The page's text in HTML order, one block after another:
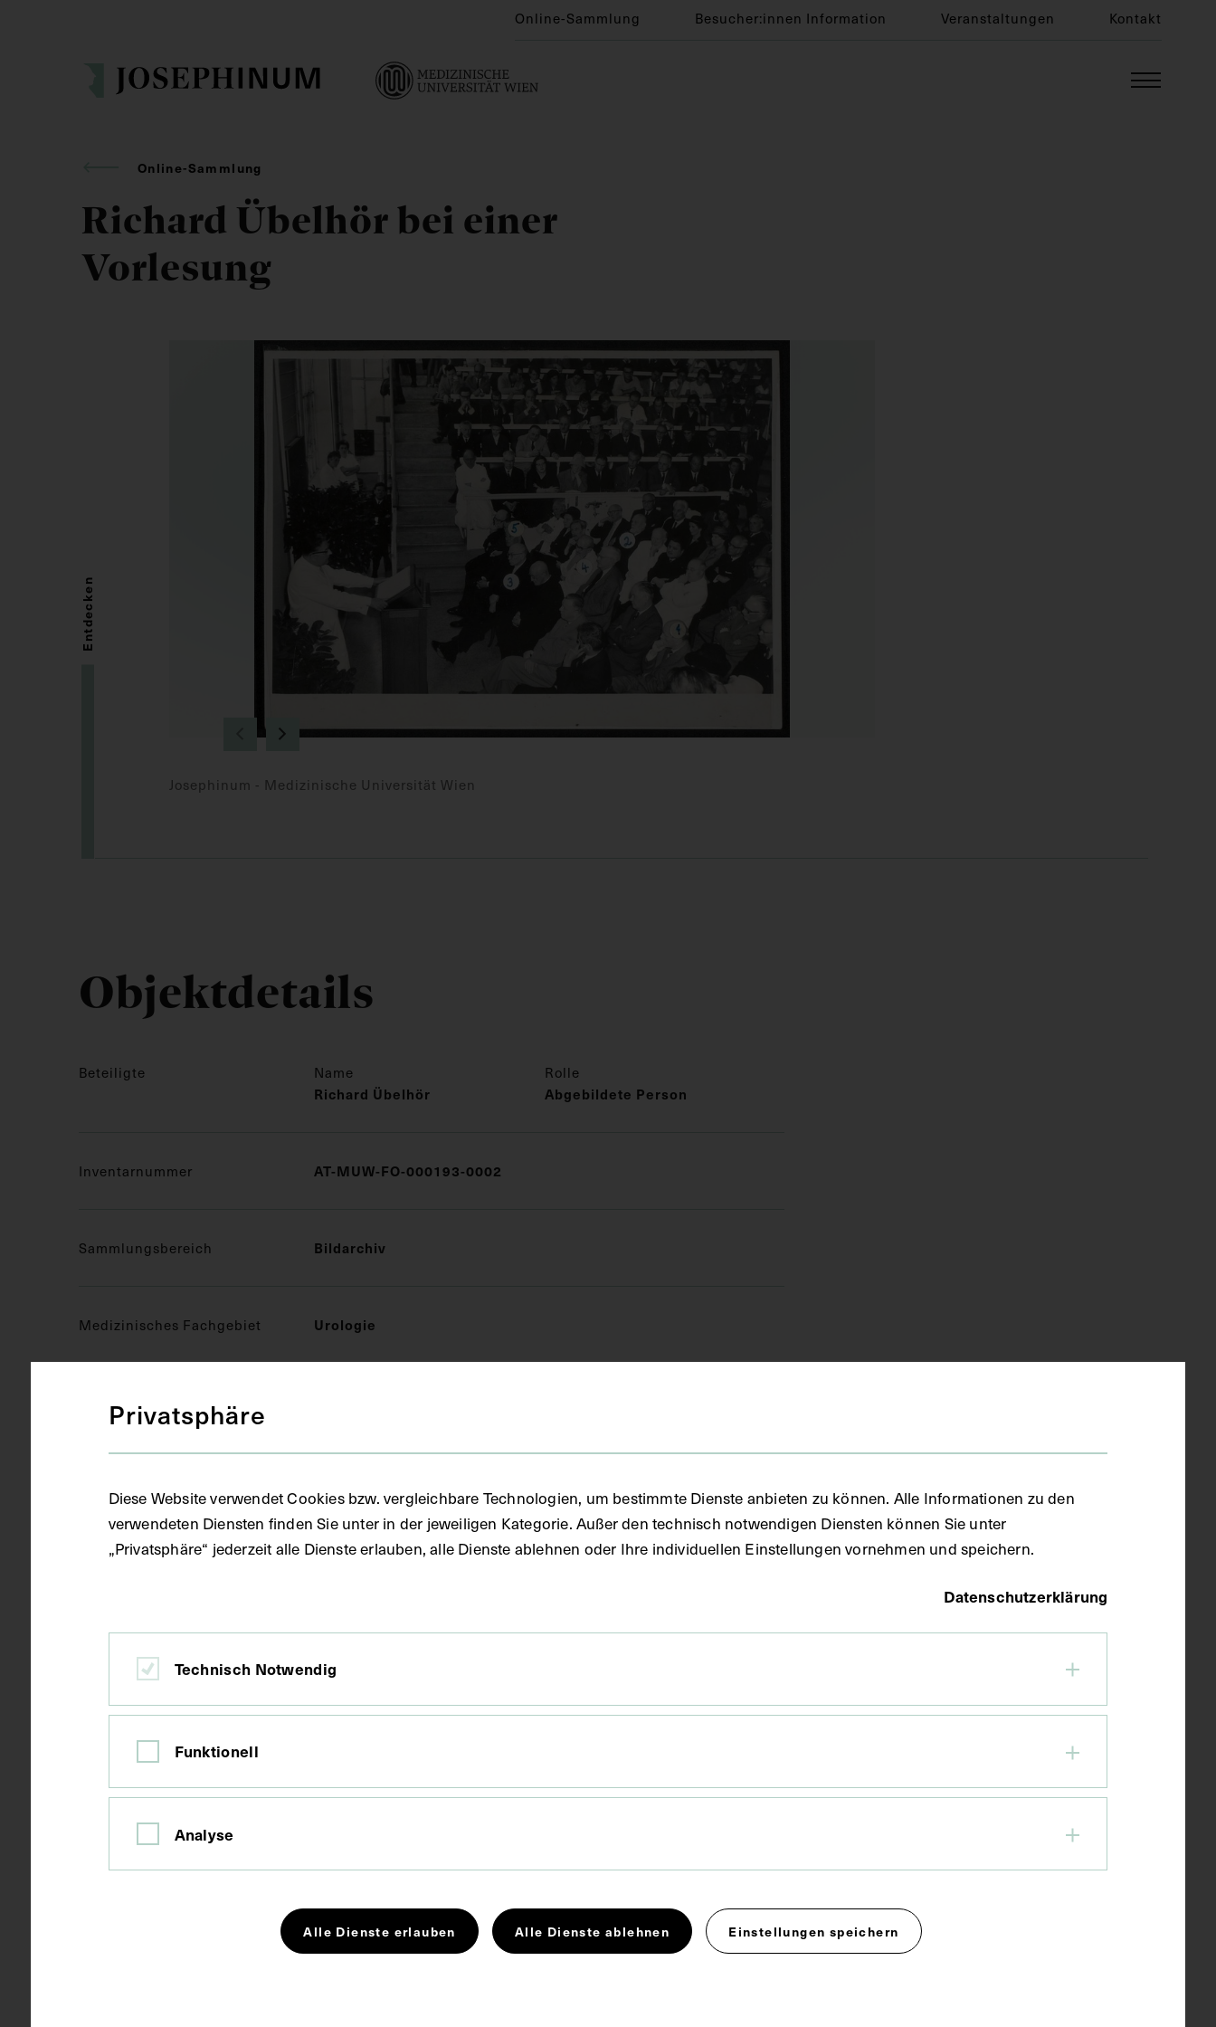
Online-Sammlung Besucher:innen Information Veranstaltungen Kontakt
Online-Sammlung
Richard Übelhör bei einer
Vorlesung
Josephinum - Medizinische Universität Wien
Entdecken
Objektdetails
Beteiligte Name Rolle
Richard Übelhör Abgebildete Person
Inventarnummer AT-MUW-FO-000193-0002
Sammlungsbereich Bildarchiv
Medizinisches Fachgebiet Urologie
Objektart
Datierung 1962
Wien
Material Papier
Technik Fotografie
Urologie Vorlesung
Privatsphäre
Diese Website verwendet Cookies bzw. vergleichbare Technologien, um bestimmte Dienste anbieten zu können. Alle Informationen zu den
verwendeten Diensten finden Sie unter in der jeweiligen Kategorie. Außer den technisch notwendigen Diensten können Sie unter
„Privatsphäre“ jederzeit alle Dienste erlauben, alle Dienste ablehnen oder Ihre individuellen Einstellungen vornehmen und speichern.
Datenschutzerklärung
Technisch Notwendig
Funktionell
Analyse
Alle Dienste erlauben Alle Dienste ablehnen Einstellungen speichern